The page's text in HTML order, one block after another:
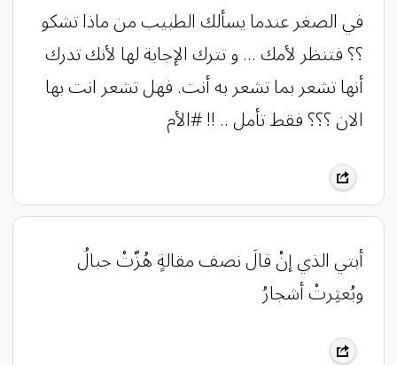
‏‎في الصغر عندما يسألك الطبيب من ماذا تشكو
؟؟ فتنظر لأمك ... و تترك الإجابة لھا لأنك تدرك
أنھا تشعر بما تشعر به أنت. فھل تشعر انت بھا
الان ؟؟؟ فقط تأمل .. !! ‎#الأم
‏أبتي الذي إنْ قالَ نصف مقالةٍ هُزّتْ جبالُ
وبُعثِرتْ أشجارُ